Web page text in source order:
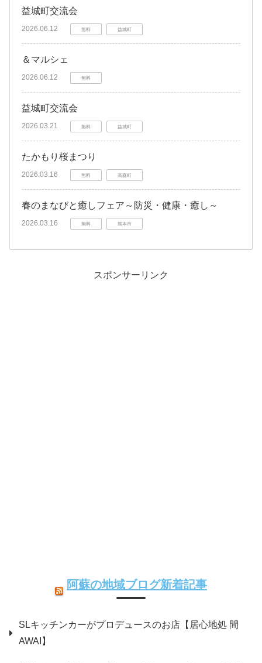
益城町交流会
2026.06.12 無料 益城町
＆マルシェ
2026.06.12 無料
益城町交流会
2026.03.21 無料 益城町
たかもり桜まつり
2026.03.16 無料 高森町
春のまなびと癒しフェア～防災・健康・癒し～
2026.03.16 無料 熊本市
スポンサーリンク
阿蘇の地域ブログ新着記事
SLキッチンカーがプロデュースのお店【居心地処 間
AWAI】